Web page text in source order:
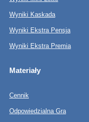
Wyniki Kaskada
Wyniki Ekstra Pensja
Wyniki Ekstra Premia
Materiały
Cennik
Odpowiedzialna Gra